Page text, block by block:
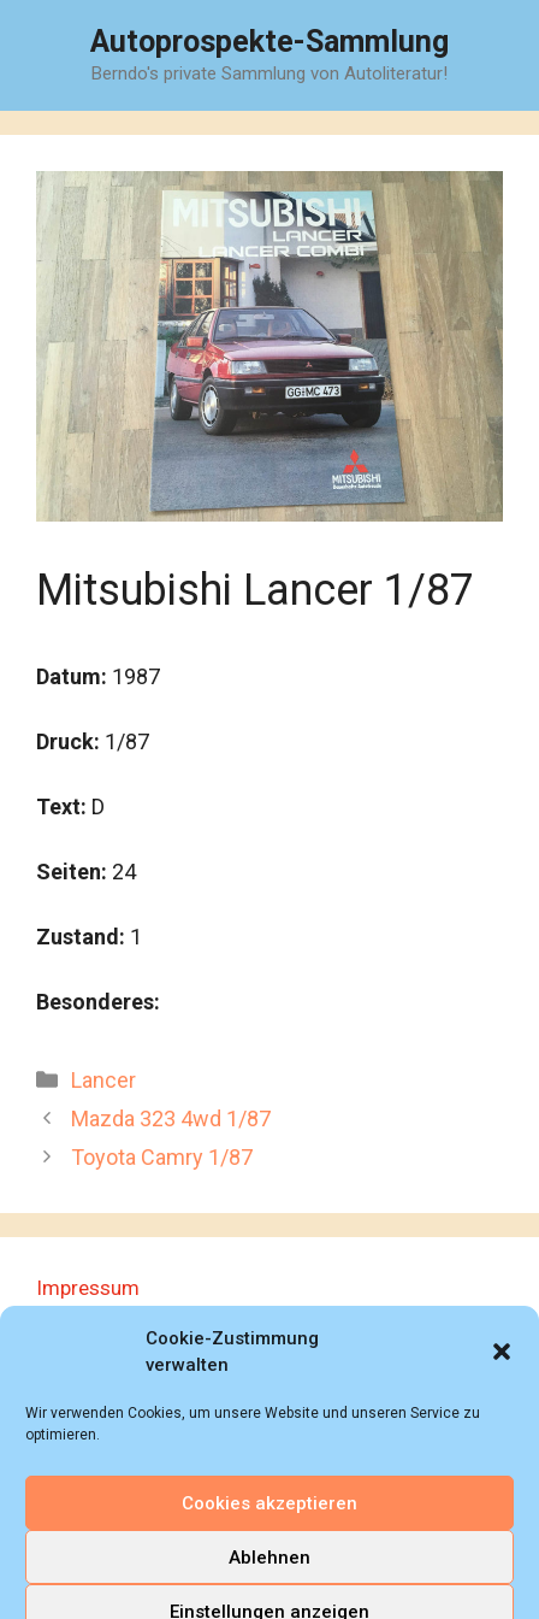
Cookie-Zustimmung
verwalten
Wir verwenden Cookies, um unsere Website und unseren Service zu
optimieren.
Cookies akzeptieren
Ablehnen
Einstellungen anzeigen
Autoprospekte-Sammlung
Berndo's private Sammlung von Autoliteratur!
Mitsubishi Lancer 1/87
Datum: 1987
Druck: 1/87
Text: D
Seiten: 24
Zustand: 1
Besonderes:
Kategorien
Lancer
Mazda 323 4wd 1/87
Toyota Camry 1/87
Impressum
Datenschutzerklärung
© 2018 - 2026 Autoprospektesammlung (Bernd